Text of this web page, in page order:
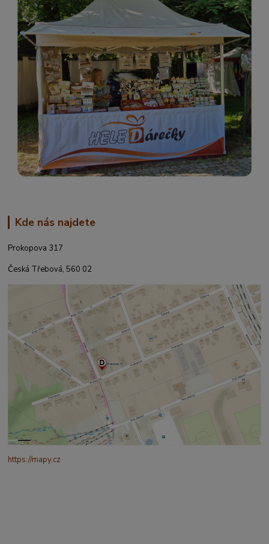
Kde nás najdete
Prokopova 317
Česká Třebová, 560 02
https://mapy.cz